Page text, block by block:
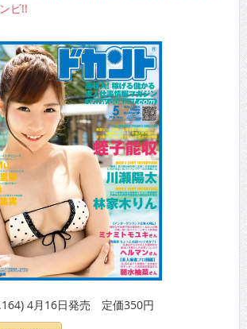
ビ!!
4月16日発売 定価350円